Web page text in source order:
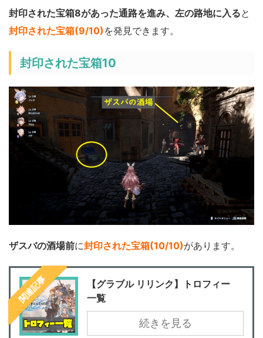
封印された宝箱8があった通路を進み、左の路地に入ると
封印された宝箱(9/10) を発見できます。
封印された宝箱10
ザスバの酒場前に封印された宝箱(10/10)があります。
関連記事
【グラブル リリンク】トロフィー
一覧
続きを見る